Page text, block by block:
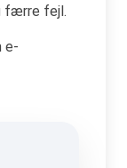
færre fejl.
e-